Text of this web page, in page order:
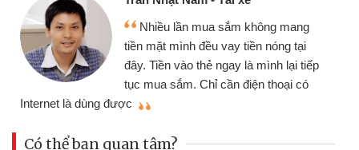
Nhiều lần mua sắm không mang
tiền mặt mình đều vay tiền nóng tại
đây. Tiền vào thẻ ngay là mình lại tiếp
tục mua sắm. Chỉ cần điện thoại có
Internet là dùng được
Có thể bạn quan tâm?